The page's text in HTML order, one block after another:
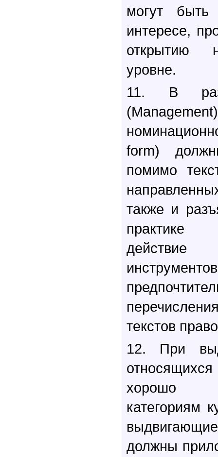
могут быть
интересе,
открытию
уровне.
11. В
form)
помимо
также и
практике
текстов
12. При
хорошо
категориям
должны